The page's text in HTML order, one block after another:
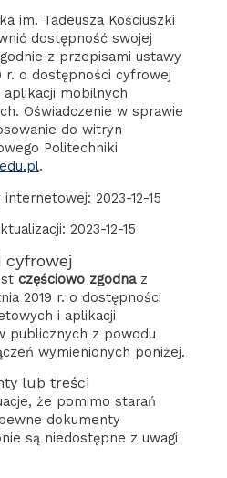
im. Tadeusza Kościuszki
dostępność swojej
z przepisami ustawy
r. o dostępności cyfrowej
mobilnych
Oświadczenie w sprawie
do witryn
Politechniki
.
internetowej: 2023-12-15
2023-12-15
cyfrowej
częściowo zgodnaz
2019 r. o dostępności
i aplikacji
publicznych z powodu
wymienionych poniżej.
lub treści
że pomimo starań
dokumenty
są niedostępne z uwagi